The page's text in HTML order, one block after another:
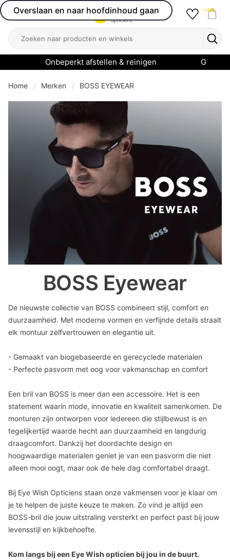
Overslaan en naar hoofdinhoud gaan
Open menu
Zoeken
Onbeperkt afstellen & reinigen
Home Merken BOSS EYEWEAR
BOSS Eyewear
De nieuwste collectie van BOSS combineert stijl, comfort en
duurzaamheid. Met moderne vormen en verfijnde details straalt
elk montuur zelfvertrouwen en elegantie uit.
- Gemaakt van biogebaseerde en gerecyclede materialen
- Perfecte pasvorm met oog voor vakmanschap en comfort
Een bril van BOSS is meer dan een accessoire. Het is een
statement waarin mode, innovatie en kwaliteit samenkomen. De
monturen zijn ontworpen voor iedereen die stijlbewust is en
tegelijkertijd waarde hecht aan duurzaamheid en langdurig
draagcomfort. Dankzij het doordachte design en
hoogwaardige materialen geniet je van een pasvorm die niet
alleen mooi oogt, maar ook de hele dag comfortabel draagt.
Bij Eye Wish Opticiens staan onze vakmensen voor je klaar om
je te helpen de juiste keuze te maken. Zo vind je altijd een
BOSS-bril die jouw uitstraling versterkt en perfect past bij jouw
levensstijl en kijkbehoefte.
Kom langs bij een Eye Wish opticien bij jou in de buurt.